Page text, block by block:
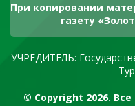
При копировании
газету
УЧРЕДИТЕЛЬ:
© Copyright 2026.